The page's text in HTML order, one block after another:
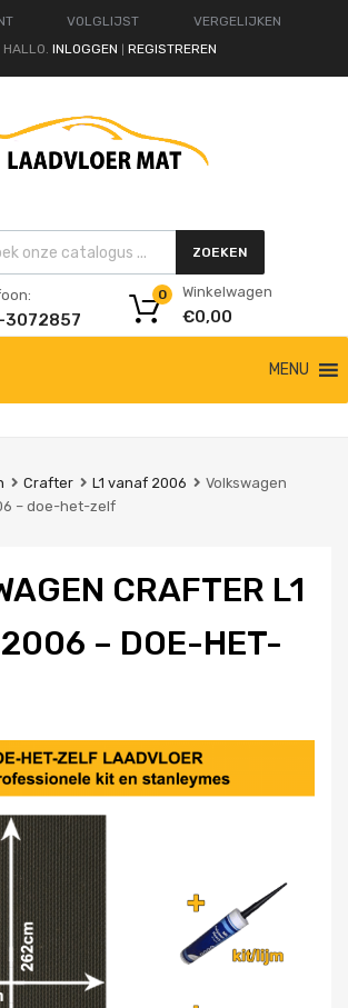
VOLGLIJST
VERGELIJKEN
HALLO. INLOGGEN REGISTREREN
search ZOEKEN
3072857
Winkelwagen
€0,00
0
MENU
Crafter L1 vanaf 2006
Volkswagen
– doe-het-zelf
CRAFTER L1
– DOE-HET-